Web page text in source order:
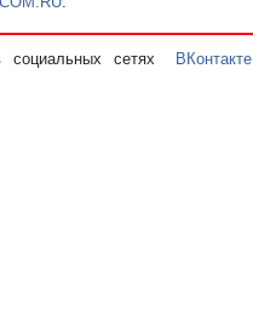
социальных сетях ВКонтакте